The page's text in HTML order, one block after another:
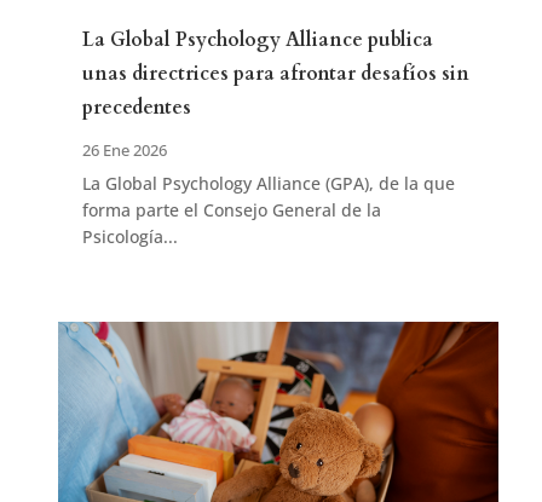
La Global Psychology Alliance publica
unas directrices para afrontar desafíos sin
precedentes
26 Ene 2026
La Global Psychology Alliance (GPA), de la que
forma parte el Consejo General de la
Psicología...